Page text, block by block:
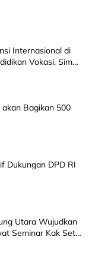
Internasional di
Vokasi, Simak
Bagikan 500
Dukungan DPD RI
Utara Wujudkan
Seminar Kak Seto,